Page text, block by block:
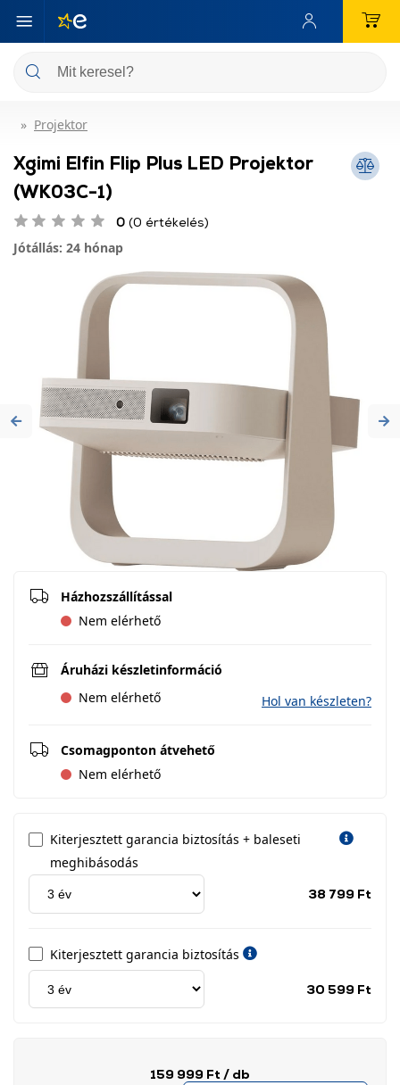
Projektor
Xgimi Elfin Flip Plus LED Projektor
(WK03C-1)
0 (0 értékelés)
Jótállás: 24 hónap
Previous
Házhozszállítással
Nem elérhető
Áruházi készletinformáció
Nem elérhető
Hol van készleten?
Csomagponton átvehető
Nem elérhető
Kiterjesztett garancia biztosítás + baleseti
meghibásodás
38 799 Ft
Kiterjesztett garancia biztosítás
30 599 Ft
159 999 Ft / db